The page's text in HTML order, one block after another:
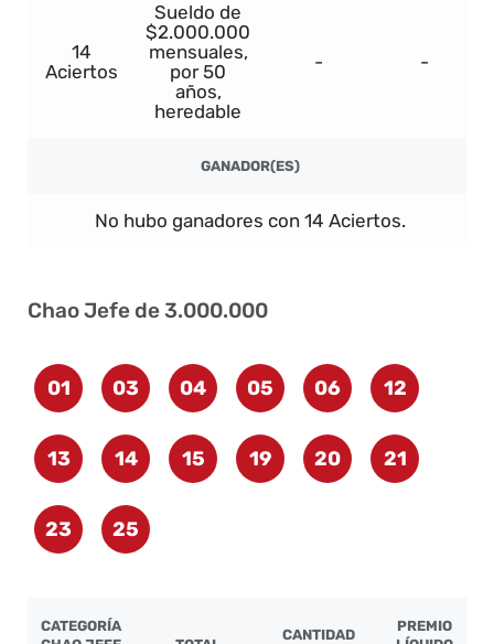
14
Aciertos
Sueldo de
$2.000.000
mensuales,
por 50
años,
heredable
- -
GANADOR(ES)
No hubo ganadores con 14 Aciertos.
Chao Jefe de 3.000.000
01 03 04 05 06 12
13 14 15 19 20 21
23 25
CATEGORÍA
CANTIDAD
PREMIO